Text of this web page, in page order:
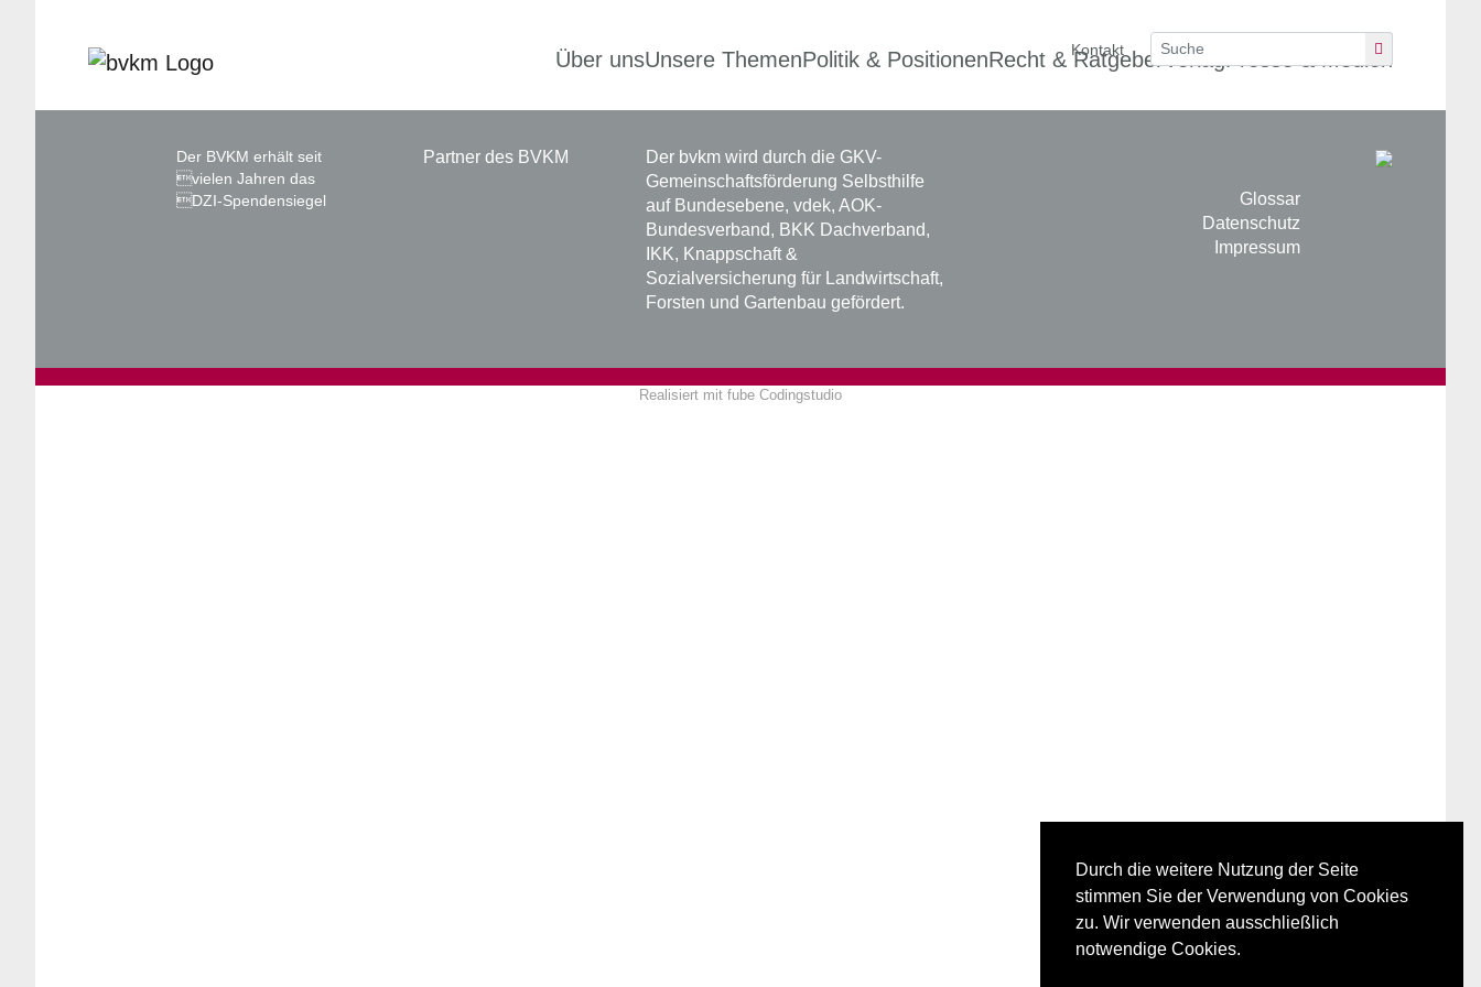
Durch die weitere Nutzung der Seite
stimmen Sie der Verwendung von Cookies
zu. Wir verwenden ausschließlich
notwendige Cookies.
Kontakt
Über unsUnsere ThemenPolitik & PositionenRecht & RatgeberVerlagPresse & Medien
Der BVKM erhält seit
vielen Jahren das
DZI-Spendensiegel
Partner des BVKM
Der bvkm wird durch die GKV-
Gemeinschaftsförderung Selbsthilfe
auf Bundesebene, vdek, AOK-
Bundesverband, BKK Dachverband,
IKK, Knappschaft &
Sozialversicherung für Landwirtschaft,
Forsten und Gartenbau gefördert.
Glossar
Datenschutz
Impressum
Realisiert mit fube Codingstudio